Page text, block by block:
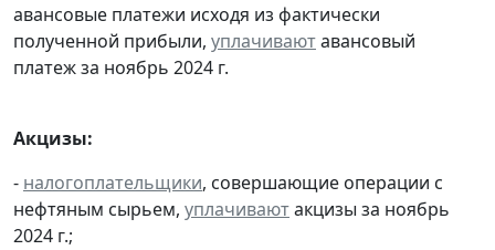
авансовые платежи исходя из фактически
полученной прибыли, уплачиваютавансовый
платеж за ноябрь 2024 г.
Акцизы:
- налогоплательщики, совершающие операции с
нефтяным сырьем, уплачиваютакцизы за ноябрь
2024 г.;